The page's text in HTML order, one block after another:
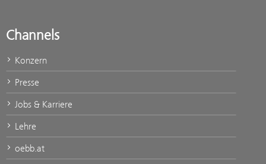
Channels
Konzern
Presse
Jobs & Karriere
Lehre
oebb.at